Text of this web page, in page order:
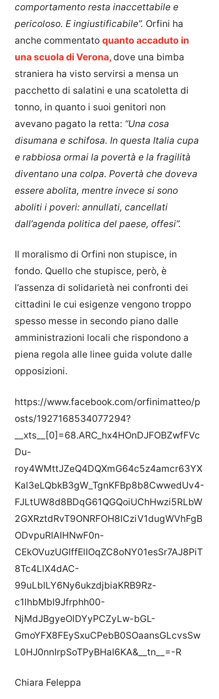
comportamento resta inaccettabile e
pericoloso. E ingiustificabile”. Orfini ha
anche commentato quanto accaduto in
una scuola di Verona, dove una bimba
straniera ha visto servirsi a mensa un
pacchetto di salatini e una scatoletta di
tonno, in quanto i suoi genitori non
avevano pagato la retta: “Una cosa
disumana e schifosa. In questa Italia cupa
e rabbiosa ormai la povertà e la fragilità
diventano una colpa. Povertà che doveva
essere abolita, mentre invece si sono
aboliti i poveri: annullati, cancellati
dall’agenda politica del paese, offesi”.
Il moralismo di Orfini non stupisce, in
fondo. Quello che stupisce, però, è
l’assenza di solidarietà nei confronti dei
cittadini le cui esigenze vengono troppo
spesso messe in secondo piano dalle
amministrazioni locali che rispondono a
piena regola alle linee guida volute dalle
opposizioni.
https://www.facebook.com/orfinimatteo/p
osts/1927168534077294?
__xts__[0]=68.ARC_hx4HOnDJFOBZwfFVc
Du-
roy4WMttJZeQ4DQXmG64c5z4amcr63YX
Kal3eLQbkB3gW_TgnKFBp8b8CwwedUv4-
FJLtUW8d8BDqG61QGQoiUChHwzi5RLbW
2GXRztdRvT9ONRFOH8ICziV1dugWVhFgB
ODvpuRIAIHNwF0n-
CEkOVuzUGIffElIOqZC8oNY01esSr7AJ8PiT
8Tc4LlX4dAC-
99uLbILY6Ny6ukzdjbiaKRB9Rz-
c1lhbMbI9Jfrphh00-
NjMdJBgyeOlDYyPCZyLw-bGL-
GmoYFX8FEySxuCPebB0SOaansGLcvsSw
L0HJ0nnIrpSoTPyBHaI6KA&__tn__=-R
Chiara Feleppa